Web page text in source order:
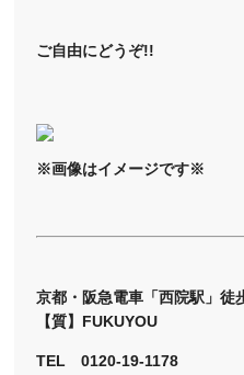
ご自由にどうぞ!!
※画像はイメージです※
京都・阪急電車「西院駅」徒
【質】FUKUYOU
TEL 0120-19-1178